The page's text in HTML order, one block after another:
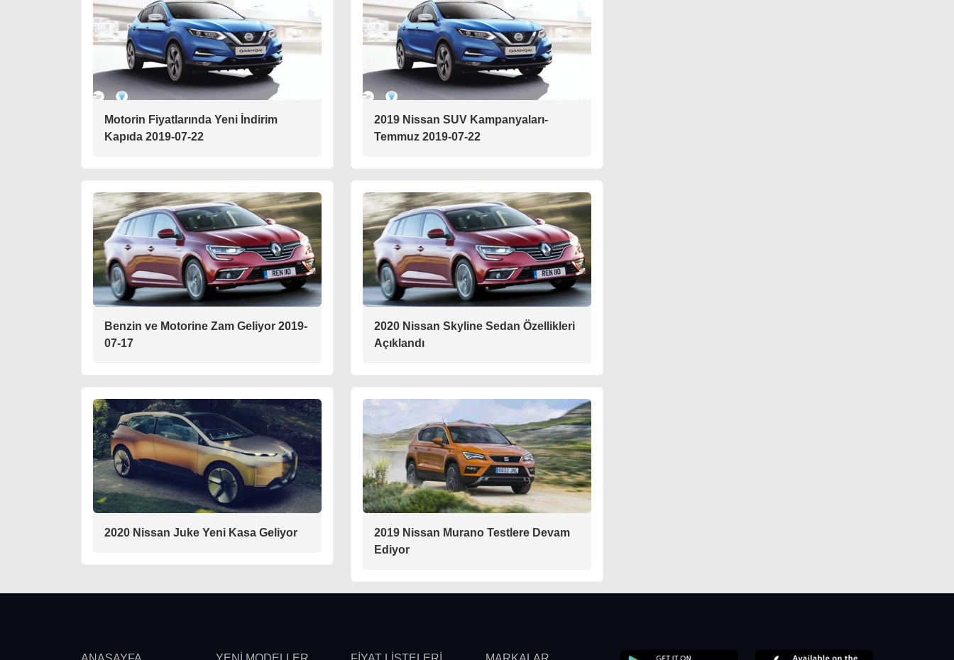
Motorin Fiyatlarında Yeni İndirim
Kapıda 2019-07-22
2019 Nissan SUV Kampanyaları-
Temmuz 2019-07-22
Benzin ve Motorine Zam Geliyor 2019-
07-17
2020 Nissan Skyline Sedan Özellikleri
Açıklandı
2020 Nissan Juke Yeni Kasa Geliyor
2019 Nissan Murano Testlere Devam
Ediyor